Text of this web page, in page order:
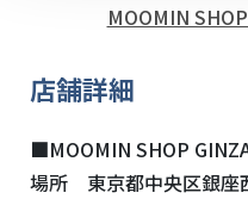
MOOMIN
店舗詳細
■MOOMIN SHOP
場所 東京都中央区銀座